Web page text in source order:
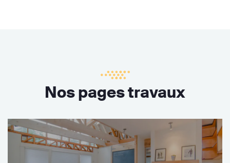
Nos pages travaux